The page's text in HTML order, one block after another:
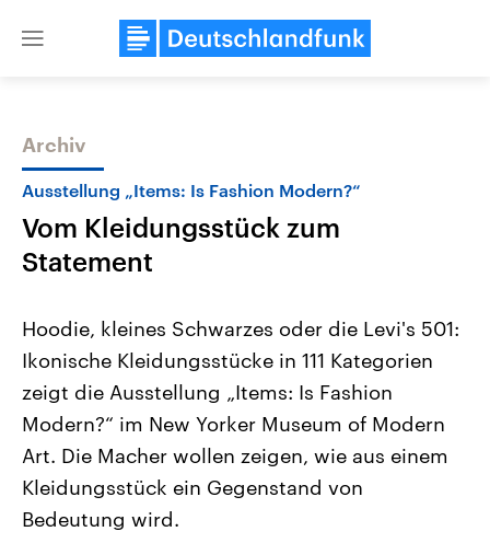
Close
Themen
Landtagswahl Sachsen-Anhalt
2026
Alle Informationen
Sachsen-Anhalt wählt am 6.
September 2026 einen neuen
Landtag. Seit 2021 wird das
Bundesland von einer Koalition aus
CDU, SPD und FDP regiert.-
Umfragen, Prognosen,
USA
Aktuelle Beiträge,
Hintergründe
Wirtschaftlich und
gehören die Vereinigten
den mächtigsten Ländern
mit großem Einfluss auf
Archiv
Ausstellung „Items: Is Fashion Modern?“
Vom Kleidungsstück zum
Statement
Hoodie, kleines Schwarzes oder die Levi's 501:
Ikonische Kleidungsstücke in 111 Kategorien
zeigt die Ausstellung „Items: Is Fashion
Modern?“ im New Yorker Museum of Modern
Art. Die Macher wollen zeigen, wie aus einem
Kleidungsstück ein Gegenstand von
Bedeutung wird.